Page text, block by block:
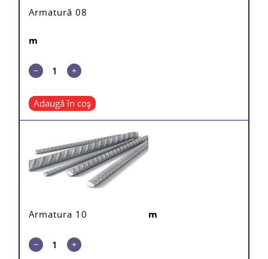
Armatură 08
m
Adaugă în coș
Armatura 10 m